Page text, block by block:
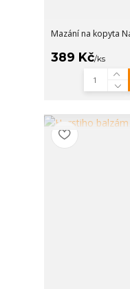
Mazání na kopyta
389 Kč/ks